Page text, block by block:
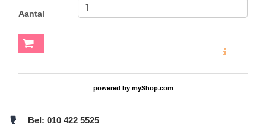
Aantal
powered by myShop.com
Bel: 010 422 5525